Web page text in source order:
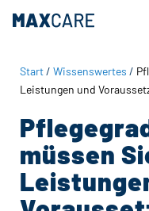
Zum
Inhalt
Zur
Fußzeile
Start/ Wissenswertes /
Leistungen und
müssen